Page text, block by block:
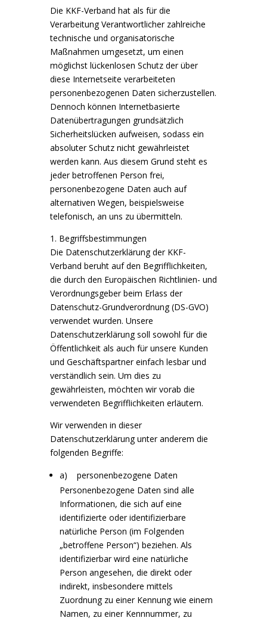
Die KKF-Verband hat als für die
Verarbeitung Verantwortlicher zahlreiche
technische und organisatorische
Maßnahmen umgesetzt, um einen
möglichst lückenlosen Schutz der über
diese Internetseite verarbeiteten
personenbezogenen Daten sicherzustellen.
Dennoch können Internetbasierte
Datenübertragungen grundsätzlich
Sicherheitslücken aufweisen, sodass ein
absoluter Schutz nicht gewährleistet
werden kann. Aus diesem Grund steht es
jeder betroffenen Person frei,
personenbezogene Daten auch auf
alternativen Wegen, beispielsweise
telefonisch, an uns zu übermitteln.
1. Begriffsbestimmungen
Die Datenschutzerklärung der KKF-
Verband beruht auf den Begrifflichkeiten,
die durch den Europäischen Richtlinien- und
Verordnungsgeber beim Erlass der
Datenschutz-Grundverordnung (DS-GVO)
verwendet wurden. Unsere
Datenschutzerklärung soll sowohl für die
Öffentlichkeit als auch für unsere Kunden
und Geschäftspartner einfach lesbar und
verständlich sein. Um dies zu
gewährleisten, möchten wir vorab die
verwendeten Begrifflichkeiten erläutern.
Wir verwenden in dieser
Datenschutzerklärung unter anderem die
folgenden Begriffe:
a) personenbezogene Daten
Personenbezogene Daten sind alle
Informationen, die sich auf eine
identifizierte oder identifizierbare
natürliche Person (im Folgenden
„betroffene Person“) beziehen. Als
identifizierbar wird eine natürliche
Person angesehen, die direkt oder
indirekt, insbesondere mittels
Zuordnung zu einer Kennung wie einem
Namen, zu einer Kennnummer, zu